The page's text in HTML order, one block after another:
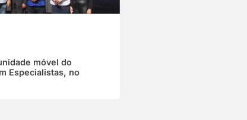
móvel do
Especialistas, no